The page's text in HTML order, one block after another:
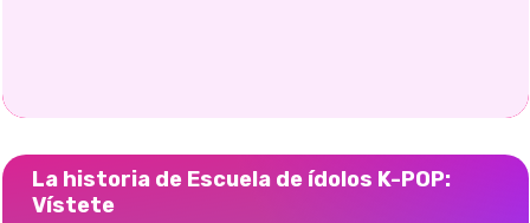
La historia de Escuela de ídolos K-POP:
Vístete